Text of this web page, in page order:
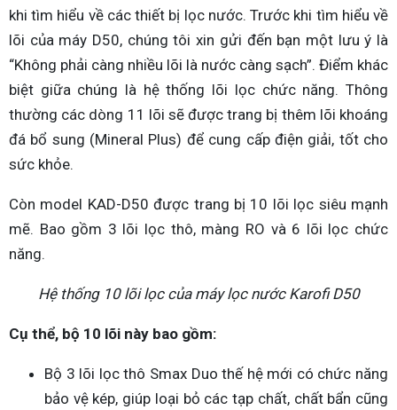
khi tìm hiểu về các thiết bị lọc nước. Trước khi tìm hiểu về
lõi của máy D50, chúng tôi xin gửi đến bạn một lưu ý là
“Không phải càng nhiều lõi là nước càng sạch”. Điểm khác
biệt giữa chúng là hệ thống lõi lọc chức năng. Thông
thường các dòng 11 lõi sẽ được trang bị thêm lõi khoáng
đá bổ sung (Mineral Plus) để cung cấp điện giải, tốt cho
sức khỏe.
Còn model KAD-D50 được trang bị 10 lõi lọc siêu mạnh
mẽ. Bao gồm 3 lõi lọc thô, màng RO và 6 lõi lọc chức
năng.
Hệ thống 10 lõi lọc của máy lọc nước Karofi D50
Cụ thể, bộ 10 lõi này bao gồm:
Bộ 3 lõi lọc thô Smax Duo thế hệ mới có chức năng
bảo vệ kép, giúp loại bỏ các tạp chất, chất bẩn cũng